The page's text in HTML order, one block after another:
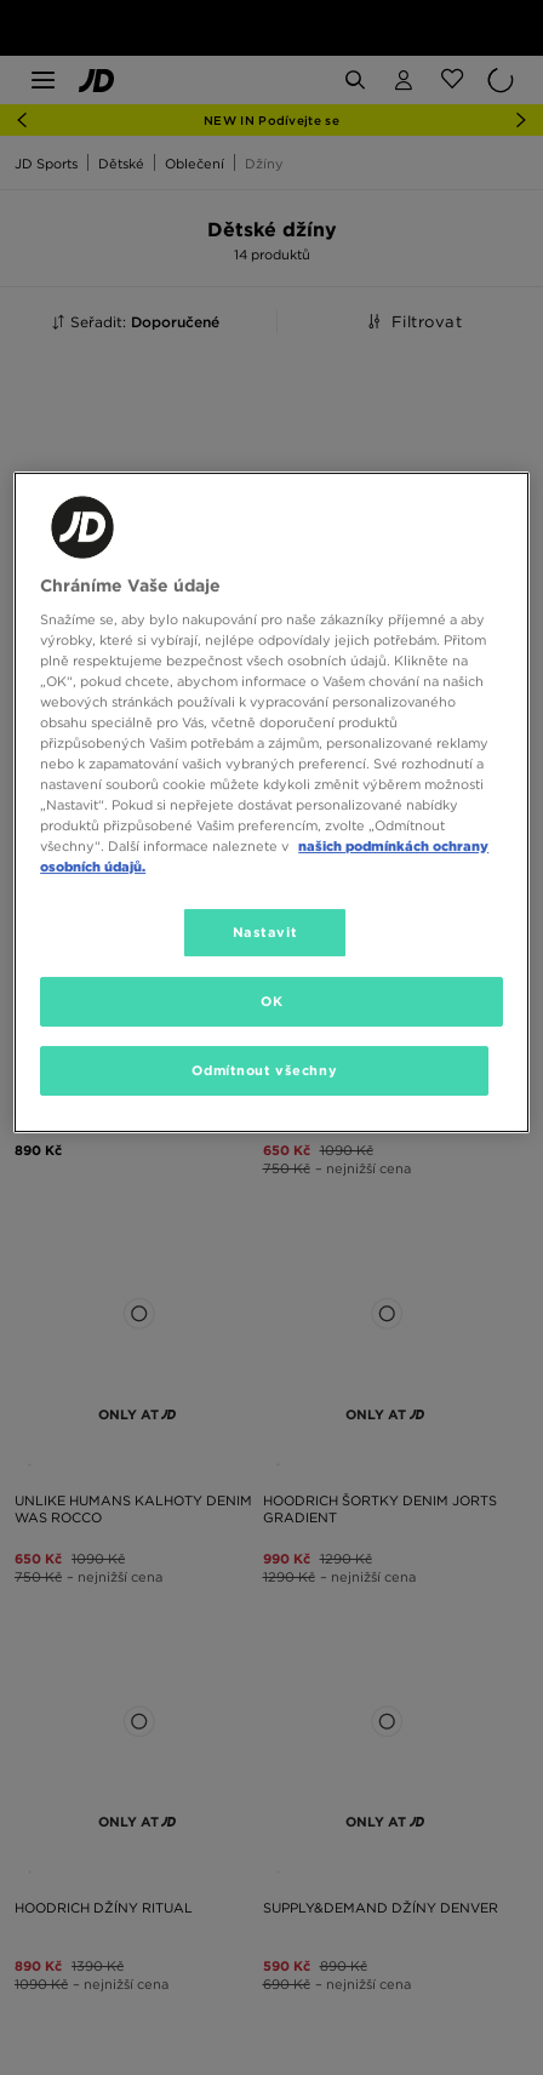
NEW IN Podívejte se
JD Sports Dětské Oblečení Džíny
Dětské džíny
14 produktů
Seřadit: Doporučené Filtrovat
ADIDAS KALHOTY FIREBIRD DEN
1199 Kč
ONLY AT
SUPPLY&DEMAND ŠORTKY DENIM
ZIVEN
750 Kč
SUPPLY&DEMAND DŽÍNY PAVEL
890 Kč
UNLIKE HUMANS KALHOTY DENIM
650 Kč 1090 Kč
750 Kč – nejnižší cena
ONLY AT
UNLIKE HUMANS KALHOTY DENIM
WAS ROCCO
650 Kč 1090 Kč
750 Kč – nejnižší cena
ONLY AT
HOODRICH ŠORTKY DENIM JORTS
GRADIENT
990 Kč 1290 Kč
1290 Kč – nejnižší cena
ONLY AT
HOODRICH DŽÍNY RITUAL
890 Kč 1390 Kč
1090 Kč – nejnižší cena
ONLY AT
SUPPLY&DEMAND DŽÍNY DENVER
590 Kč 890 Kč
690 Kč – nejnižší cena
Chráníme Vaše údaje
Snažíme se, aby bylo nakupování pro naše zákazníky příjemné a aby
výrobky, které si vybírají, nejlépe odpovídaly jejich potřebám. Přitom
plně respektujeme bezpečnost všech osobních údajů. Klikněte na
„OK“, pokud chcete, abychom informace o Vašem chování na našich
webových stránkách používali k vypracování personalizovaného
obsahu speciálně pro Vás, včetně doporučení produktů
přizpůsobených Vašim potřebám a zájmům, personalizované reklamy
nebo k zapamatování vašich vybraných preferencí. Své rozhodnutí a
nastavení souborů cookie můžete kdykoli změnit výběrem možnosti
„Nastavit“. Pokud si nepřejete dostávat personalizované nabídky
produktů přizpůsobené Vašim preferencím, zvolte „Odmítnout
všechny“. Další informace naleznete v našich podmínkách ochrany
osobních údajů.
Nastavit
Odmítnout všechny
OK